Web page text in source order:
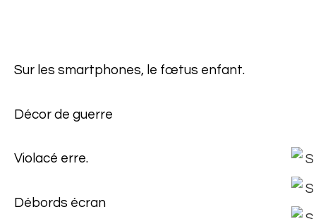
Sur les smartphones, le fœtus enfant.
Décor de guerre
Violacé erre.
Débords écran